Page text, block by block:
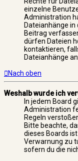
einzelne
Administration
Dateianhänge
Beitrag
dürfen Dateien
kontaktieren,
Dateianhänge
Nach oben
Weshalb wurde ich
In jedem Board
Administration
Regeln
Bitte beachte,
dieses Boards
Verwarnung zu
sofern du die